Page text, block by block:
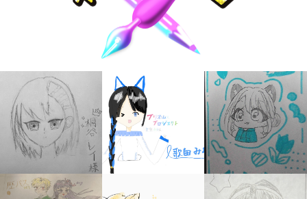
キミノラジオ配信中！
いろんな動画が